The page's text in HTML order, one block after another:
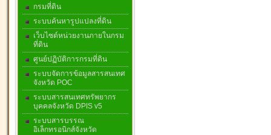
กรมที่ดิน
ระบบค้นหารูปแปลงที่ดิน
เว็บไซต์หน่วยงานภายในกรม
ที่ดิน
ศูนย์ปฏิบัติการกรมที่ดิน
ระบบจัดการข้อมูลสารสนเทศ
จังหวัด POC
ระบบสารสนเทศทรัพยากร
บุคคลจังหวัด DPIS v5
ระบบสารบรรณ
อิเล็กทรอนิกส์จังหวัด